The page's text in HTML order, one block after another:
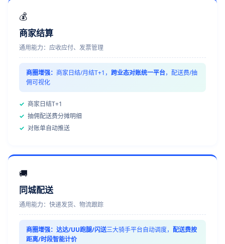
💰
商家结算
通用能力：应收应付、发票管理
商圈增强： 商家日结/月结T+1， 跨业态对账统一平台，配送费/抽
佣可视化
✓ 商家日结T+1
✓ 抽佣配送费分摊明细
✓ 对账单自动推送
🚚
同城配送
通用能力：快递发货、物流跟踪
商圈增强： 达达/UU跑腿/闪送三大骑手平台自动调度， 配送费按
距离/时段智能计价